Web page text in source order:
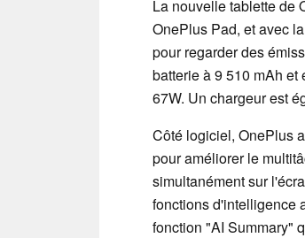
La nouvelle tablette de
OnePlus Pad, et avec
pour regarder des
batterie à 9 510 mAh
67W. Un chargeur est
Côté logiciel, OnePlus
pour améliorer le
simultanément sur
fonctions d'intelligence
fonction "AI Summary"